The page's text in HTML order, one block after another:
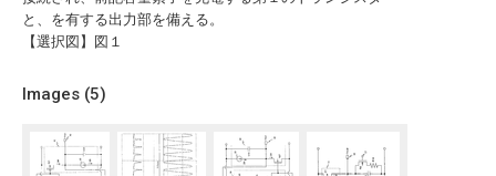
と、を有する出力部を備える。
【選択図】図１
Images (5)